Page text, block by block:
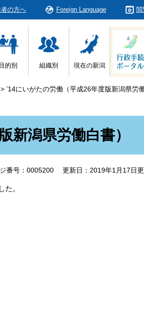
の方へ Foreign Language 閲
目的別 組織別 現在の新潟
> ’14にいがたの労働（平成26年度版新潟県労
新潟県労働白書）
番号：0005200 更新日：2019年1月17日
。